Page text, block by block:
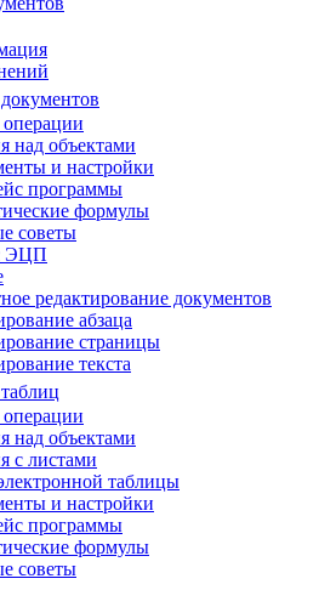
над объектами
и настройки
программы
формулы
советы
ЭЦП
редактирование документов
абзаца
страницы
текста
над объектами
с листами
таблицы
и настройки
программы
формулы
советы